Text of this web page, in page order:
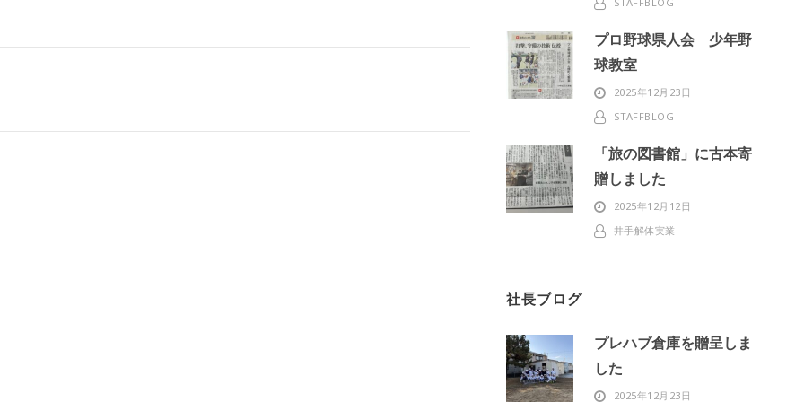
プロ野球県人会 少年野
球教室
2025年12月23日
STAFFBLOG
「旅の図書館」に古本寄
贈しました
2025年12月12日
井手解体実業
社長ブログ
プレハブ倉庫を贈呈しま
した
2025年12月23日